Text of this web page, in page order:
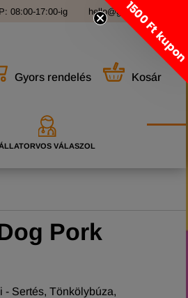
08:00-17:00-ig hello@grandopet.hu
Gyors rendelés Kosár
ÁLLATORVOS VÁLASZOL
Pork
- Sertés, Tönkölybúza,
1500 Ft